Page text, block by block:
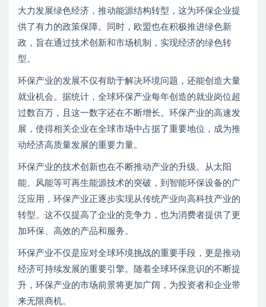
大力发展绿色经济，推动能源结构转型，这为环保企业提
供了有力的政策保障。同时，欧盟也在积极推进绿色新
政，旨在通过技术创新和市场机制，实现经济的绿色转
型。
环保产业的发展不仅有助于解决环境问题，还能创造大量
就业机会。据统计，全球环保产业每年创造的就业岗位超
过数百万，且这一数字还在不断增长。环保产业的高速发
展，使得相关企业在全球市场中占据了重要地位，成为推
动经济高质量发展的重要力量。
环保产业的技术创新也在不断推动产业的升级。从太阳
能、风能等可再生能源技术的突破，到智能环保设备的广
泛应用，环保产业正逐步实现从传统产业向高科技产业的
转型。这不仅提高了企业的竞争力，也为消费者提供了更
加环保、高效的产品和服务。
环保产业不仅是应对全球环境挑战的重要手段，更是推动
经济可持续发展的重要引擎。随着全球环保意识的不断提
升，环保产业的市场前景将更加广阔，为投资者和企业带
来无限商机。